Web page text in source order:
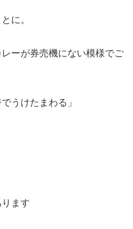
に。
ーが券売機にない模様でご
うけたまわる」
ます